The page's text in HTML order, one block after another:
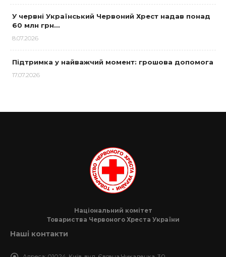
У червні Український Червоний Хрест надав понад
60 млн грн…
8.07.2026
Підтримка у найважчий момент: грошова допомога
17.07.2026
Національний комітет
Товариства Червоного Хреста України
Наші контакти